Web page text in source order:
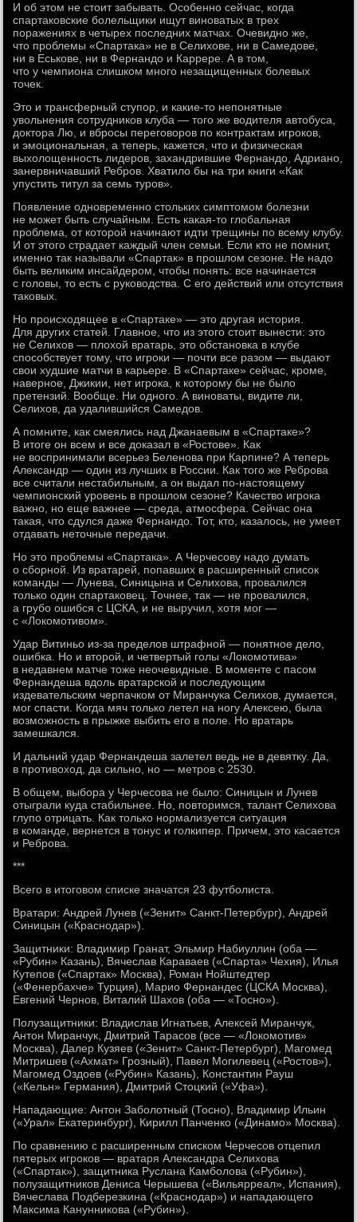
И об этом не стоит забывать. Особенно сейчас, когда
спартаковские болельщики ищут виноватых в трех
поражениях в четырех последних матчах. Очевидно же,
что проблемы «Спартака» не в Селихове, ни в Самедове,
ни в Еськове, ни в Фернандо и Каррере. А в том,
что у чемпиона слишком много незащищенных болевых
точек.
Это и трансферный ступор, и какие-то непонятные
увольнения сотрудников клуба — того же водителя автобуса,
доктора Лю, и вбросы переговоров по контрактам игроков,
и эмоциональная, а теперь, кажется, что и физическая
выхолощенность лидеров, захандрившие Фернандо, Адриано,
занервничавший Ребров. Хватило бы на три книги «Как
упустить титул за семь туров».
Появление одновременно стольких симптомом болезни
не может быть случайным. Есть какая-то глобальная
проблема, от которой начинают идти трещины по всему клубу.
И от этого страдает каждый член семьи. Если кто не помнит,
именно так называли «Спартак» в прошлом сезоне. Не надо
быть великим инсайдером, чтобы понять: все начинается
с головы, то есть с руководства. С его действий или отсутствия
таковых.
Но происходящее в «Спартаке» — это другая история.
Для других статей. Главное, что из этого стоит вынести: это
не Селихов — плохой вратарь, это обстановка в клубе
способствует тому, что игроки — почти все разом — выдают
свои худшие матчи в карьере. В «Спартаке» сейчас, кроме,
наверное, Джикии, нет игрока, к которому бы не было
претензий. Вообще. Ни одного. А виноваты, видите ли,
Селихов, да удалившийся Самедов.
А помните, как смеялись над Джанаевым в «Спартаке»?
В итоге он всем и все доказал в «Ростове». Как
не воспринимали всерьез Беленова при Карпине? А теперь
Александр — один из лучших в России. Как того же Реброва
все считали нестабильным, а он выдал по-настоящему
чемпионский уровень в прошлом сезоне? Качество игрока
важно, но еще важнее — среда, атмосфера. Сейчас она
такая, что сдулся даже Фернандо. Тот, кто, казалось, не умеет
отдавать неточные передачи.
Но это проблемы «Спартака». А Черчесову надо думать
о сборной. Из вратарей, попавших в расширенный список
команды — Лунева, Синицына и Селихова, провалился
только один спартаковец. Точнее, так — не провалился,
а грубо ошибся с ЦСКА, и не выручил, хотя мог —
с «Локомотивом».
Удар Витиньо из-за пределов штрафной — понятное дело,
ошибка. Но и второй, и четвертый голы «Локомотива»
в недавнем матче тоже неочевидные. В моменте с пасом
Фернандеша вдоль вратарской и последующим
издевательским черпачком от Миранчука Селихов, думается,
мог спасти. Когда мяч только летел на ногу Алексею, была
возможность в прыжке выбить его в поле. Но вратарь
замешкался.
И дальний удар Фернандеша залетел ведь не в девятку. Да,
в противоход, да сильно, но — метров с 2530.
В общем, выбора у Черчесова не было: Синицын и Лунев
отыграли куда стабильнее. Но, повторимся, талант Селихова
глупо отрицать. Как только нормализуется ситуация
в команде, вернется в тонус и голкипер. Причем, это касается
и Реброва.
***
Всего в итоговом списке значатся 23 футболиста.
Вратари: Андрей Лунев («Зенит» Санкт-Петербург), Андрей
Синицын («Краснодар»).
Защитники: Владимир Гранат, Эльмир Набиуллин (оба —
«Рубин» Казань), Вячеслав Караваев («Спарта» Чехия), Илья
Кутепов («Спартак» Москва), Роман Нойштедтер
(«Фенербахче» Турция), Марио Фернандес (ЦСКА Москва),
Евгений Чернов, Виталий Шахов (оба — «Тосно»).
Полузащитники: Владислав Игнатьев, Алексей Миранчук,
Антон Миранчук, Дмитрий Тарасов (все — «Локомотив»
Москва), Далер Кузяев («Зенит» Санкт-Петербург), Магомед
Митришев («Ахмат» Грозный), Павел Могилевец («Ростов»),
Магомед Оздоев («Рубин» Казань), Константин Рауш
(«Кельн» Германия), Дмитрий Стоцкий («Уфа»).
Нападающие: Антон Заболотный (Тосно), Владимир Ильин
(«Урал» Екатеринбург), Кирилл Панченко («Динамо» Москва).
По сравнению с расширенным списком Черчесов отцепил
пятерых игроков — вратаря Александра Селихова
(«Спартак»), защитника Руслана Камболова («Рубин»),
полузащитников Дениса Черышева («Вильярреал», Испания),
Вячеслава Подберезкина («Краснодар») и нападающего
Максима Канунникова («Рубин»).